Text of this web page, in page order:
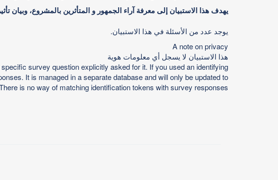
يهدف هذا الاستبيان إلى معرفة آراء الجمهور و المتأثرين بالمشروع، وبيان
يوجد عدد من الأسئلة في هذا الاستبيان.
A note on privacy
هذا الاستبيان لا يسجل أي معلومات هوية
survey question explicitly asked for it. If you used an identifying
It is managed in a separate database and will only be updated to
is no way of matching identification tokens with survey responses.